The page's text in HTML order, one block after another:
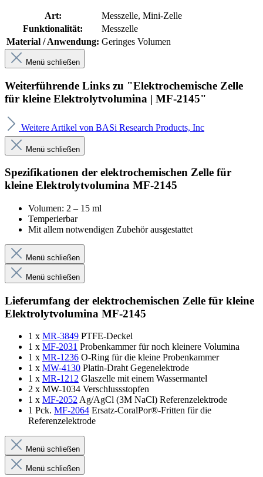
Art: Messzelle, Mini-Zelle
Funktionalität:
Messzelle
Material / Anwendung: Geringes Volumen
Menü schließen
Weiterführende Links zu "Elektrochemische Zelle
für kleine Elektrolytvolumina | MF-2145"
Weitere Artikel von BASi Research Products, Inc
Menü schließen
Spezifikationen der elektrochemischen Zelle für
kleine Elektrolytvolumina MF-2145
Volumen: 2 – 15 ml
Temperierbar
Mit allem notwendigen Zubehör ausgestattet
Menü schließen
Menü schließen
Lieferumfang der elektrochemischen Zelle für kleine
Elektrolytvolumina MF-2145
1 x MR-3849 PTFE-Deckel
1 x MF-2031 Probenkammer für noch kleinere Volumina
1 x MR-1236 O-Ring für die kleine Probenkammer
1 x MW-4130 Platin-Draht Gegenelektrode
1 x MR-1212 Glaszelle mit einem Wassermantel
2 x MW-1034 Verschlussstopfen
1 x MF-2052Ag/AgCl (3M NaCl) Referenzelektrode
1 Pck. MF-2064 Ersatz-CoralPor®-Fritten für die
Referenzelektrode
Menü schließen
Menü schließen